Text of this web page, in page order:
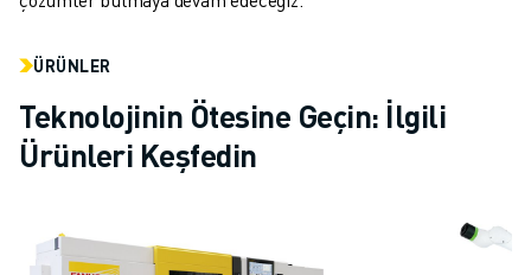
ÜRÜNLER
Teknolojinin Ötesine Geçin: İlgili
Ürünleri Keşfedin